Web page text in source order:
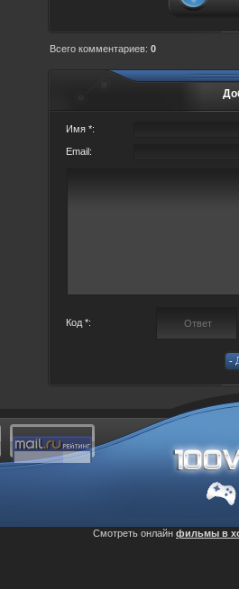
Всего комментариев: 0
Имя *:
Email:
Код *:
Смотреть онлайн фильмы в